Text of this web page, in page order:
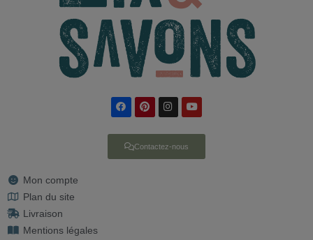
Contactez-nous
Mon compte
Plan du site
Livraison
Mentions légales